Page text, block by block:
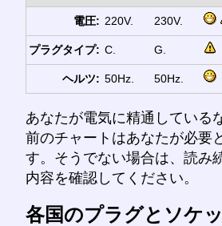
電圧: 220V. 230V.
プラグタイプ: C. G.
ヘルツ: 50Hz. 50Hz.
あなたが電気に精通している
前のチャートはあなたが必要
す。そうでない場合は、読み
内容を確認してください。
各国のプラグとソケ